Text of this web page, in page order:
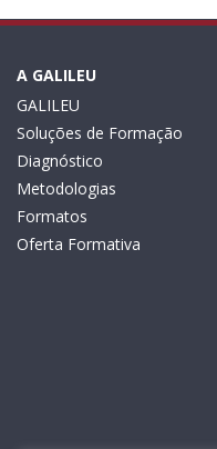
A GALILEU
GALILEU
Soluções de Formação
Diagnóstico
Metodologias
Formatos
Oferta Formativa